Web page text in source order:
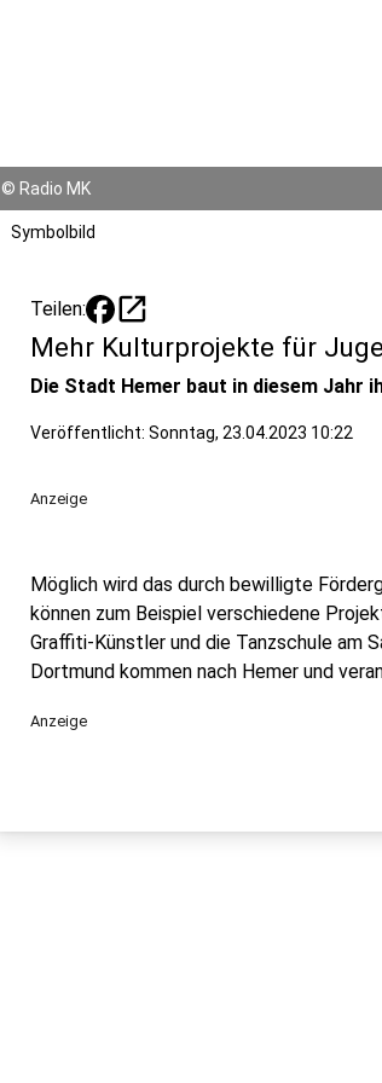
© Radio MK
Symbolbild
Teilen: open_in_new
Mehr Kulturprojekte für
Die Stadt Hemer baut in diesem Jahr
Veröffentlicht: Sonntag, 23.04.2023 10:22
Anzeige
Möglich wird das durch bewilligte
können zum Beispiel verschiedene
Graffiti-Künstler und die Tanzschule am
Dortmund kommen nach Hemer und
Anzeige